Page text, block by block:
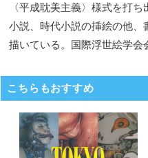
〈平成耽美主義〉様式を打
小説、時代小説の挿絵の他
描いている。国際浮世絵学会
こちらもおすすめ